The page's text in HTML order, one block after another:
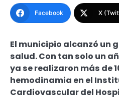
Facebook X
El municipio alcanzó un
salud. Con tan solo un
ya se realizaron más de
hemodinamia en el
Cardiovascular del